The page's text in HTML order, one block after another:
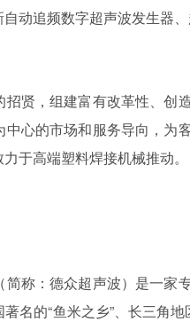
动追频数字超声波发生器
贤，组建富有改革性、创
心的市场和服务导向，为
于高端塑料焊接机械推动。
称：德众超声波）是一家
名的“鱼米之乡”、长三角